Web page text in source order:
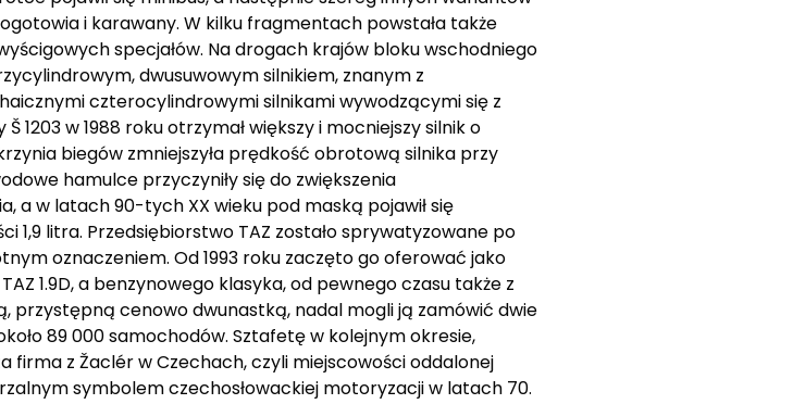
i karawany. W kilku fragmentach powstała także
specjałów. Na drogach krajów bloku wschodniego
dwusuwowym silnikiem, znanym z
czterocylindrowymi silnikami wywodzącymi się z
1203 w 1988 roku otrzymał większy i mocniejszy silnik o
biegów zmniejszyła prędkość obrotową silnika przy
hamulce przyczyniły się do zwiększenia
a w latach 90-tych XX wieku pod maską pojawił się
litra. Przedsiębiorstwo TAZ zostało sprywatyzowane po
oznaczeniem. Od 1993 roku zaczęto go oferować jako
1.9D, a benzynowego klasyka, od pewnego czasu także z
przystępną cenowo dwunastką, nadal mogli ją zamówić dwie
89 000 samochodów. Sztafetę w kolejnym okresie,
firma z Žaclér w Czechach, czyli miejscowości oddalonej
symbolem czechosłowackiej motoryzacji w latach 70.